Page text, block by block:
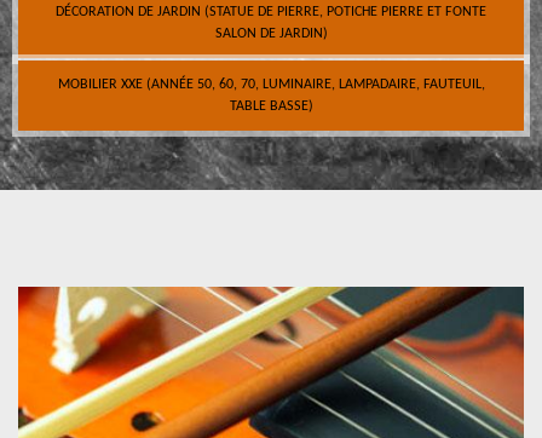
DÉCORATION DE JARDIN (STATUE DE PIERRE, POTICHE PIERRE ET FONTE
SALON DE JARDIN)
MOBILIER XXE (ANNÉE 50, 60, 70, LUMINAIRE, LAMPADAIRE, FAUTEUIL,
TABLE BASSE)